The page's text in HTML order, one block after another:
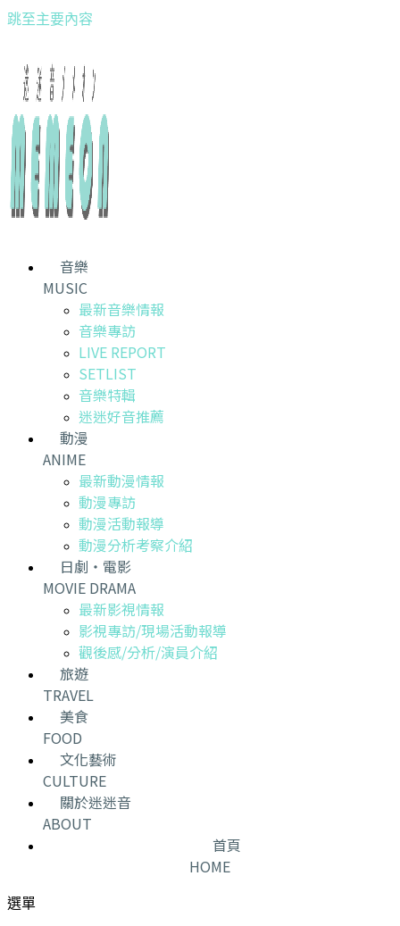
跳至主要內容
音樂
MUSIC
最新音樂情報
音樂專訪
LIVE REPORT
SETLIST
音樂特輯
迷迷好音推薦
動漫
ANIME
最新動漫情報
動漫專訪
動漫活動報導
動漫分析考察介紹
日劇・電影
MOVIE DRAMA
最新影視情報
影視專訪/現場活動報導
觀後感/分析/演員介紹
旅遊
TRAVEL
美食
FOOD
文化藝術
CULTURE
關於迷迷音
ABOUT
首頁
HOME
選單